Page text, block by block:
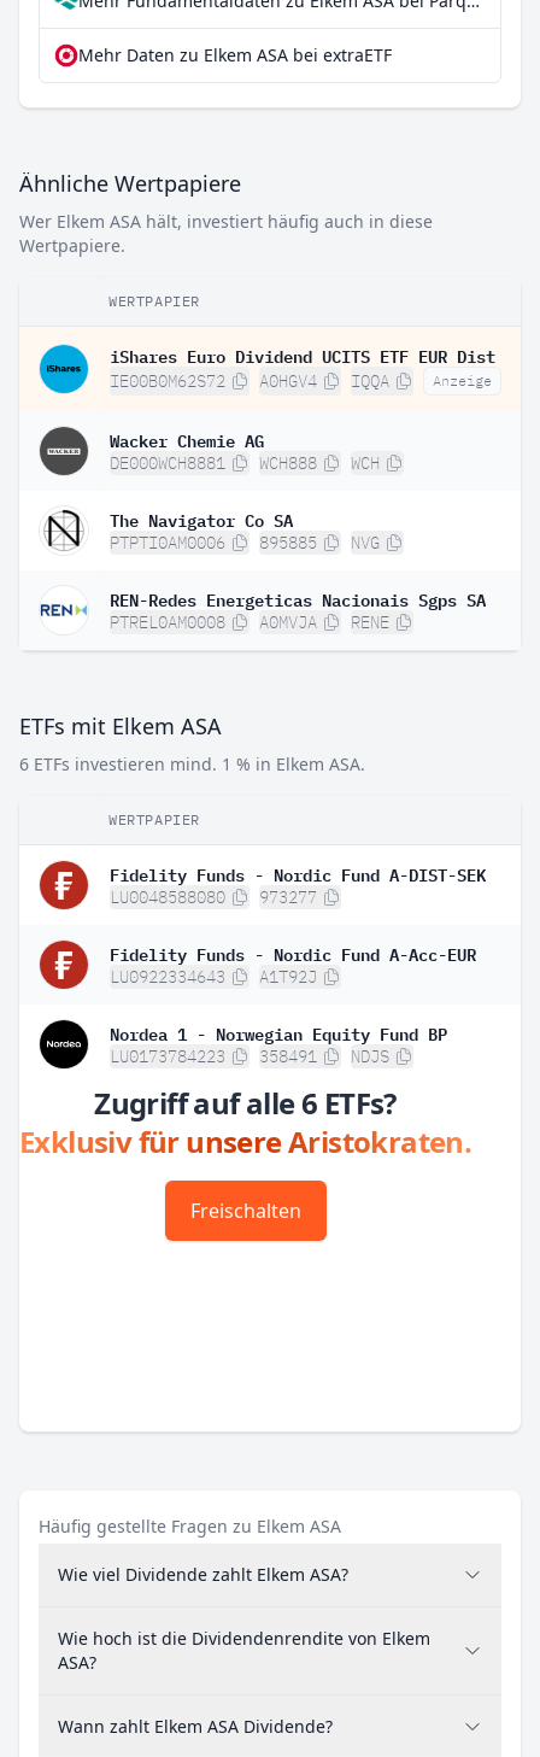
Mehr Daten zu Elkem ASA bei extraETF
Ähnliche Wertpapiere
Wer Elkem ASA hält, investiert häufig auch in diese
Wertpapiere.
WERTPAPIER
iShares Euro Dividend UCITS ETF EUR Dist
IE00B0M62S72 A0HGV4 IQQA Anzeige
Wacker Chemie AG
DE000WCH8881 WCH888 WCH
The Navigator Co SA
PTPTI0AM0006 895885 NVG
REN-Redes Energeticas Nacionais Sgps SA
PTREL0AM0008 A0MVJA RENE
ETFs mit Elkem ASA
6 ETFs investieren mind. 1 % in Elkem ASA.
WERTPAPIER
Fidelity Funds - Nordic Fund A-DIST-SEK
LU0048588080 973277
Fidelity Funds - Nordic Fund A-Acc-EUR
LU0922334643 A1T92J
Nordea 1 - Norwegian Equity Fund BP
LU0173784223 358491 NDJS
Zugriff auf alle 6 ETFs?
Exklusiv für unsere Aristokraten.
Freischalten
Häufig gestellte Fragen zu Elkem ASA
Wie viel Dividende zahlt Elkem ASA?
Wie hoch ist die Dividendenrendite von Elkem
ASA?
Wann zahlt Elkem ASA Dividende?